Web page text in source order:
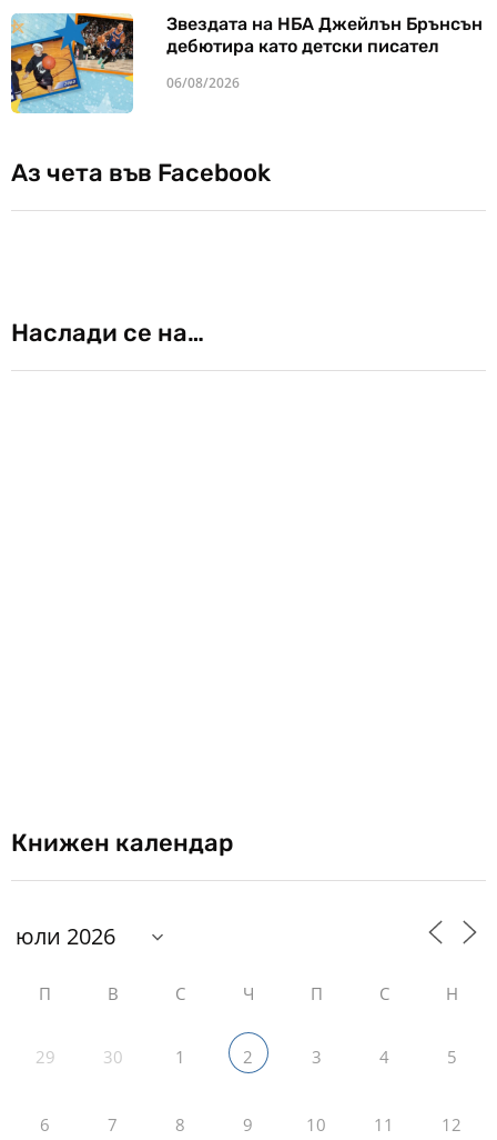
Звездата на НБА Джейлън Брънсън
дебютира като детски писател
06/08/2026
Аз чета във Facebook
Наслади се на…
Книжен календар
П В С Ч П С Н
29 30 1 2 3 4 5
6 7 8 9 10 11 12